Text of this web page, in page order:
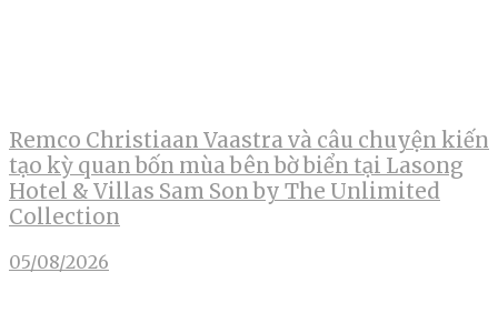
Remco Christiaan Vaastra và câu chuyện kiến
tạo kỳ quan bốn mùa bên bờ biển tại Lasong
Hotel & Villas Sam Son by The Unlimited
Collection
05/08/2026